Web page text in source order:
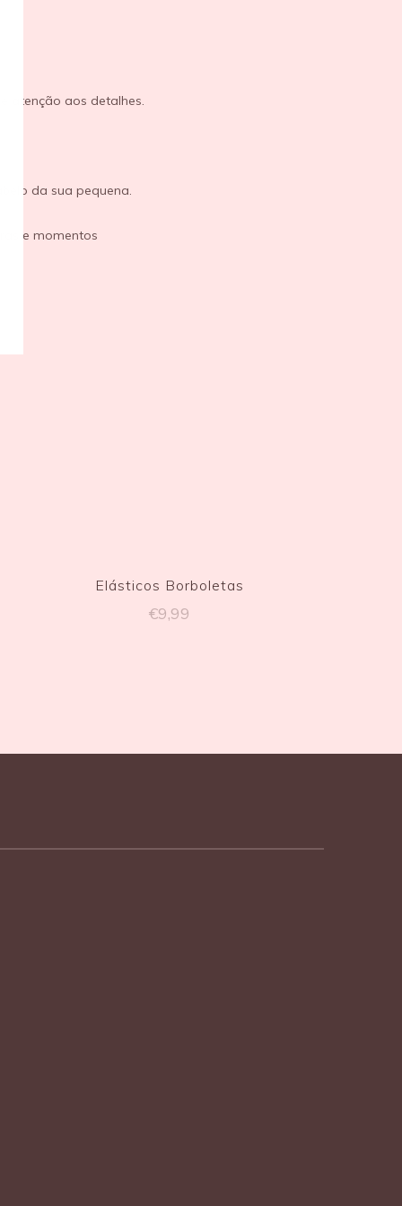
atenção aos detalhes.
da sua pequena.
e momentos
Elásticos Borboletas
€9,99